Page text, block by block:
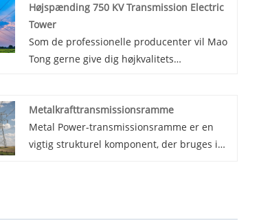
Højspænding 750 KV Transmission Electric
Tower
Som de professionelle producenter vil Mao
Tong gerne give dig højkvalitets
eftersalgsservice og rettidig levering.
Metalkrafttransmissionsramme
Metal Power-transmissionsramme er en
vigtig strukturel komponent, der bruges i